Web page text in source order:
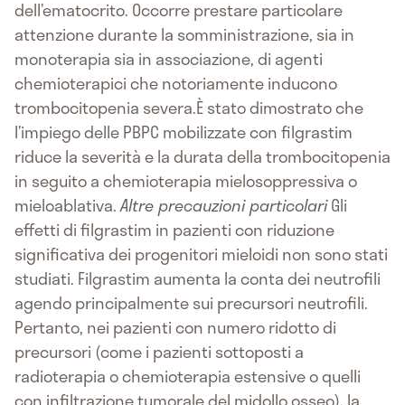
dell’ematocrito. Occorre prestare particolare
attenzione durante la somministrazione, sia in
monoterapia sia in associazione, di agenti
chemioterapici che notoriamente inducono
trombocitopenia severa.È stato dimostrato che
l’impiego delle PBPC mobilizzate con filgrastim
riduce la severità e la durata della trombocitopenia
in seguito a chemioterapia mielosoppressiva o
mieloablativa.Altre precauzioni particolariGli
effetti di filgrastim in pazienti con riduzione
significativa dei progenitori mieloidi non sono stati
studiati. Filgrastim aumenta la conta dei neutrofili
agendo principalmente sui precursori neutrofili.
Pertanto, nei pazienti con numero ridotto di
precursori (come i pazienti sottoposti a
radioterapia o chemioterapia estensive o quelli